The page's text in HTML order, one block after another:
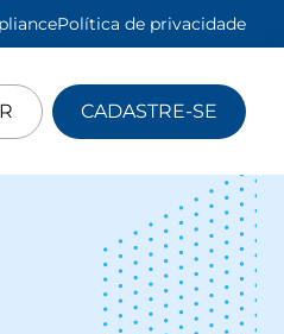
Política de privacidade
CADASTRE-SE